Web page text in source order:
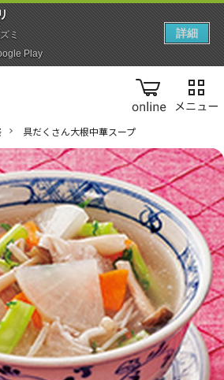
online
具だくさん大根中華スープ
ミ
Play
詳細